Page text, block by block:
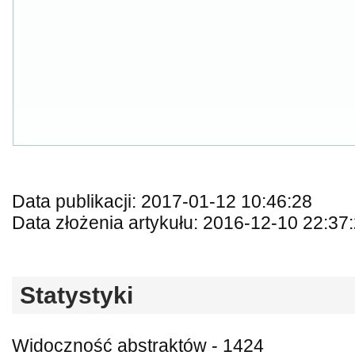
Data publikacji: 2017-01-12 10:46:28
Data złożenia artykułu: 2016-12-10
Statystyki
Widoczność abstraktów - 1424